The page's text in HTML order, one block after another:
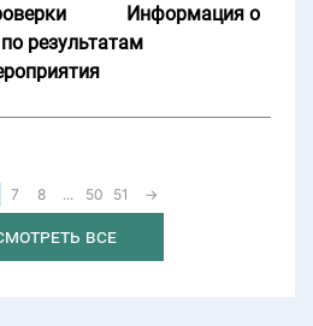
Информация о
результатам
7 8 ... 50 51 →
все